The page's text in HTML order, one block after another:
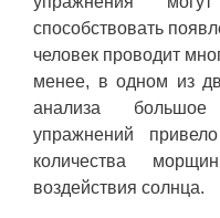
способствовать
человек проводит
менее, в одном из
анализа большое
упражнений
количества
воздействия солнца.